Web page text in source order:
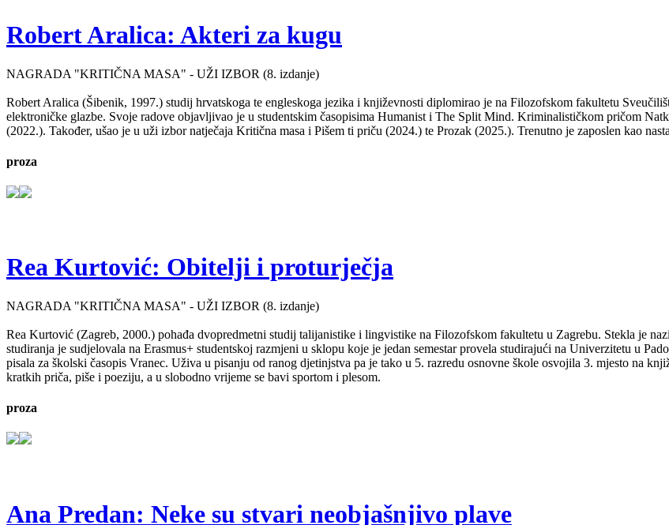
Robert Aralica: Akteri za kugu
NAGRADA "KRITIČNA MASA" - UŽI IZBOR (8. izdanje)
Robert Aralica (Šibenik, 1997.) studij hrvatskoga te engleskoga jezika i književnosti diplomirao je na Filozofskom fakultetu
elektroničke glazbe. Svoje radove objavljivao je u studentskim časopisima Humanist i The Split Mind. Kriminalističkom pričom
(2022.). Također, ušao je u uži izbor natječaja Kritična masa i Pišem ti priču (2024.) te Prozak (2025.). Trenutno je zaposlen kao
proza
Rea Kurtović: Obitelji i proturječja
NAGRADA "KRITIČNA MASA" - UŽI IZBOR (8. izdanje)
Rea Kurtović (Zagreb, 2000.) pohađa dvopredmetni studij talijanistike i lingvistike na Filozofskom fakultetu u Zagrebu. Stekla je
studiranja je sudjelovala na Erasmus+ studentskoj razmjeni u sklopu koje je jedan semestar provela studirajući na Univerzitetu u
pisala za školski časopis Vranec. Uživa u pisanju od ranog djetinjstva pa je tako u 5. razredu osnovne škole osvojila 3. mjesto na
kratkih priča, piše i poeziju, a u slobodno vrijeme se bavi sportom i plesom.
proza
Ana Predan: Neke su stvari neobjašnjivo plave